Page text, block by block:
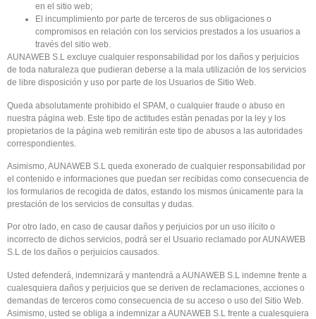
en el sitio web;
El incumplimiento por parte de terceros de sus obligaciones o
compromisos en relación con los servicios prestados a los usuarios a
través del sitio web.
AUNAWEB S.L excluye cualquier responsabilidad por los daños y perjuicios
de toda naturaleza que pudieran deberse a la mala utilización de los servicios
de libre disposición y uso por parte de los Usuarios de Sitio Web.
Queda absolutamente prohibido el SPAM, o cualquier fraude o abuso en
nuestra página web. Este tipo de actitudes están penadas por la ley y los
propietarios de la página web remitirán este tipo de abusos a las autoridades
correspondientes.
Asimismo, AUNAWEB S.L queda exonerado de cualquier responsabilidad por
el contenido e informaciones que puedan ser recibidas como consecuencia de
los formularios de recogida de datos, estando los mismos únicamente para la
prestación de los servicios de consultas y dudas.
Por otro lado, en caso de causar daños y perjuicios por un uso ilícito o
incorrecto de dichos servicios, podrá ser el Usuario reclamado por AUNAWEB
S.L de los daños o perjuicios causados.
Usted defenderá, indemnizará y mantendrá a AUNAWEB S.L indemne frente a
cualesquiera daños y perjuicios que se deriven de reclamaciones, acciones o
demandas de terceros como consecuencia de su acceso o uso del Sitio Web.
Asimismo, usted se obliga a indemnizar a AUNAWEB S.L frente a cualesquiera